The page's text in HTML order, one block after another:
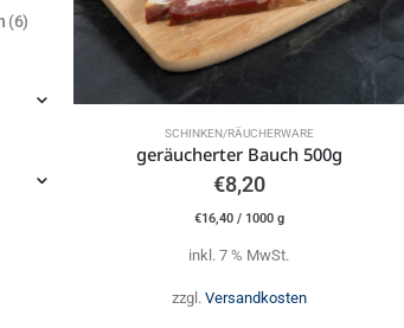
SCHINKEN/RÄUCHERWARE
geräucherter Bauch 500g
€8,20
€16,40/ 1000 g
inkl. 7 % MwSt.
zzgl. Versandkosten
(6)